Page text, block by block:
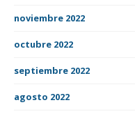
noviembre 2022
octubre 2022
septiembre 2022
agosto 2022